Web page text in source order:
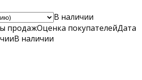
В наличии
продажОценка покупателейДата
В наличии